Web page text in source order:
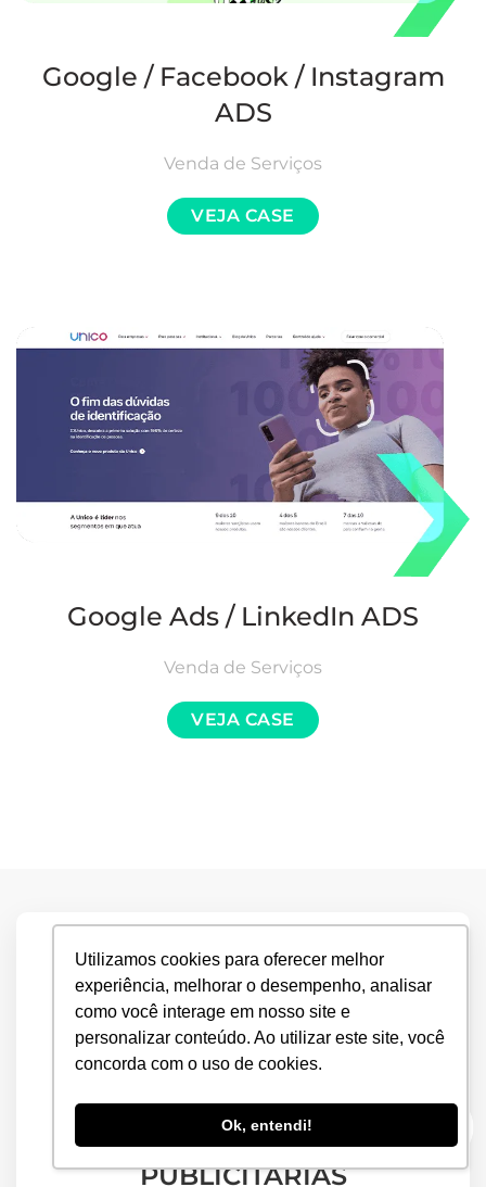
Utilizamos cookies para oferecer melhor
experiência, melhorar o desempenho, analisar
como você interage em nosso site e
personalizar conteúdo. Ao utilizar este site, você
concorda com o uso de cookies.
Ok, entendi!
Google / Facebook / Instagram
ADS
Venda de Serviços
VEJA CASE
Google Ads / LinkedIn ADS
Venda de Serviços
VEJA CASE
CRIAÇÃO DAS PEÇAS
PUBLICITÁRIAS